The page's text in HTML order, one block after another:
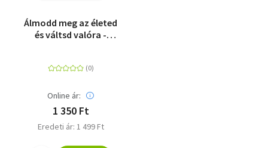
Álmodd meg az életed
és váltsd valóra -
Online ár:
1 350 Ft
Eredeti ár: 1 499 Ft